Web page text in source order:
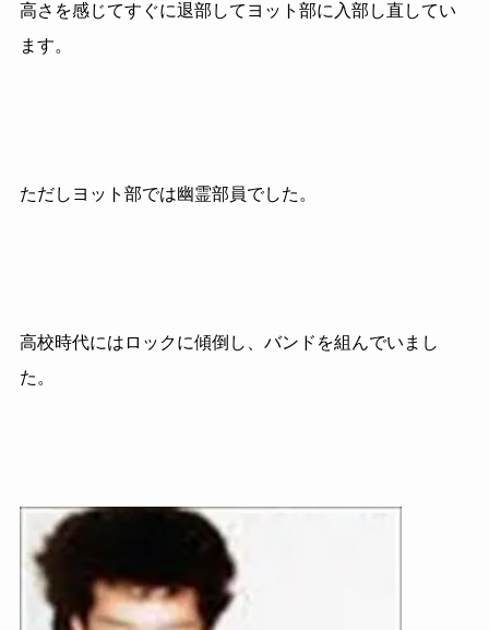
高さを感じてすぐに退部してヨット部に入部し直してい
ます。
ただしヨット部では幽霊部員でした。
高校時代にはロックに傾倒し、バンドを組んでいまし
た。